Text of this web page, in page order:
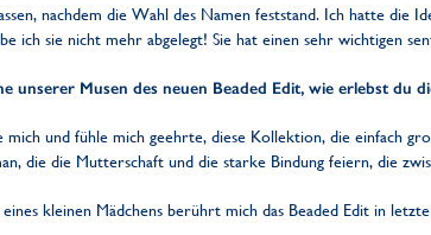
nachdem die Wahl des Namen feststand. Ich hatte
ich sie nicht mehr abgelegt! Sie hat einen sehr wichtigen
unserer Musen des neuen Beaded Edit, wie erlebst du
mich und fühle mich geehrte, diese Kollektion, die einfach
die die Mutterschaft und die starke Bindung feiern, die
kleinen Mädchens berührt mich das Beaded Edit in